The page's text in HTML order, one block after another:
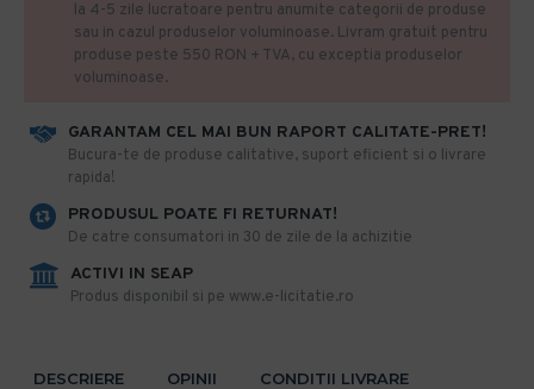
GARANTAM CEL MAI BUN RAPORT CALITATE-PRET!
​Bucura-te de produse calitative, suport eficient si o livrare
rapida!
PRODUSUL POATE FI RETURNAT!
De catre consumatori in 30 de zile de la achizitie
ACTIVI IN SEAP
Produs disponibil si pe www.e-licitatie.ro
la 4-5 zile lucratoare pentru anumite categorii de produse
sau in cazul produselor voluminoase. Livram gratuit pentru
produse peste 550 RON + TVA, cu exceptia produselor
voluminoase.
DESCRIERE OPINII CONDITII LIVRARE